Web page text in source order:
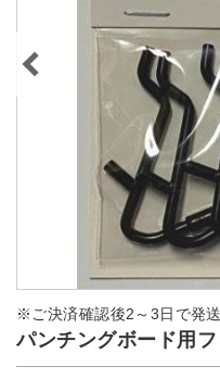
※ご決済確認後2～3日で発
パンチングボード用